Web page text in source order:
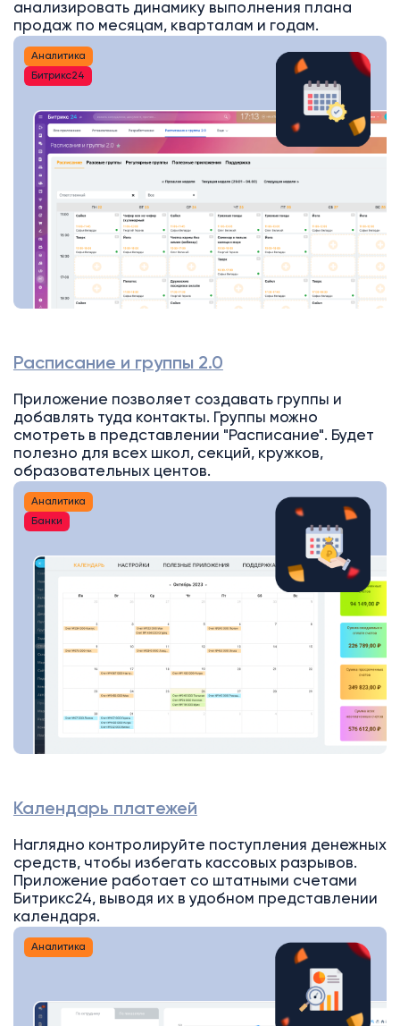
анализировать динамику выполнения плана
продаж по месяцам, кварталам и годам.
Аналитика
Битрикс24
Расписание и группы 2.0
Приложение позволяет создавать группы и
добавлять туда контакты. Группы можно
смотреть в представлении "Расписание". Будет
полезно для всех школ, секций, кружков,
образовательных центов.
Аналитика
Банки
Календарь платежей
Наглядно контролируйте поступления денежных
средств, чтобы избегать кассовых разрывов.
Приложение работает со штатными счетами
Битрикс24, выводя их в удобном представлении
календаря.
Аналитика